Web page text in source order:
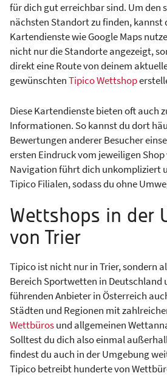
für dich gut erreichbar sind. Um den
nächsten Standort zu finden, kannst
Kartendienste wie Google Maps
nicht nur die Standorte angezeigt,
direkt eine Route von deinem
gewünschtenTipico Wettshop
Diese Kartendienste bieten oft auch
Informationen. So kannst du dort
Bewertungen anderer Besucher
ersten Eindruck vom jeweiligen
Navigation führt dich unkompliziert
Tipico Filialen, sodass du ohne
Wettshops in der
von Trier
Tipico ist nicht nur in Trier, sondern
Bereich Sportwetten in Deutschland
führenden Anbieter in Österreich
Städten und Regionen mit
Wettbürosund allgemeinen
Solltest du dich also einmal
findest du auch in der Umgebung
Tipico betreibt hunderte von